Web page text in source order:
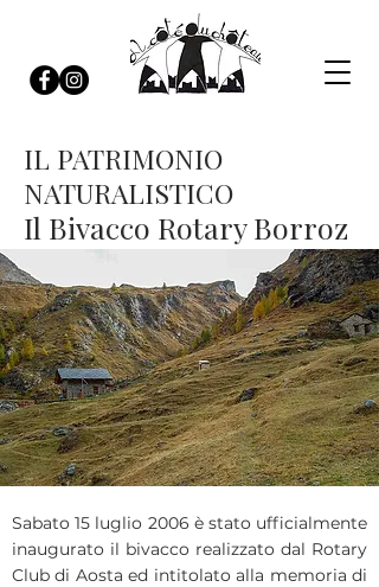
IL PATRIMONIO
NATURALISTICO
Il Bivacco Rotary Borroz
Sabato 15 luglio 2006 è stato ufficialmente
inaugurato il bivacco realizzato dal Rotary
Club di Aosta ed intitolato alla memoria di